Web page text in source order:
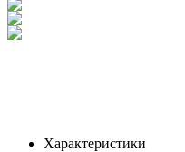
Характеристики